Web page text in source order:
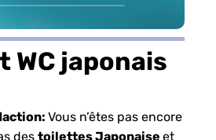
japonais
Vous n’êtes pas encore
des toilettes Japonaise et